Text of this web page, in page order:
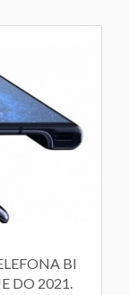
BI
DO 2021.